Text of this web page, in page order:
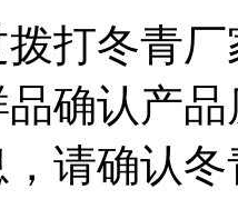
打冬青
确认产
请确认